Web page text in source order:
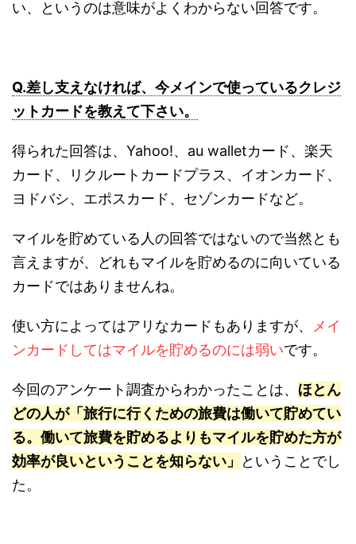
い、というのは意味がよくわからない回答です。
Q.差し支えなければ、今メインで使っているクレジ
ットカードを教えて下さい。
得られた回答は、Yahoo!、au walletカード、楽天
カード、リクルートカードプラス、イオンカード、
ヨドバシ、エポスカード、セゾンカードなど。
マイルを貯めている人の回答ではないので当然とも
言えますが、どれもマイルを貯めるのに向いている
カードではありませんね。
使い方によってはアリなカードもありますが、
メイ
ンカードしてはマイルを貯めるのには弱いです。
今回のアンケート調査からわかったことは、 ほとん
どの人が「旅行に行くための旅費は働いて貯めてい
る。働いて旅費を貯めるよりもマイルを貯めた方が
効率が良いということを知らない」
ということでし
た。